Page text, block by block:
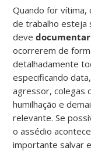
Quando for vítima,
de trabalho esteja
devedocumentar
ocorrerem de
detalhadamente
especificando
agressor, colegas
humilhação e
relevante. Se
o assédio
importante salvar